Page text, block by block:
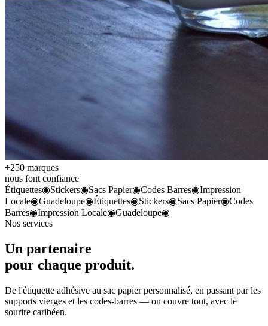
+250 marques
nous font confiance
Étiquettes◉Stickers◉Sacs Papier◉Codes Barres◉Impression
Locale◉Guadeloupe◉Étiquettes◉Stickers◉Sacs Papier◉Codes
Barres◉Impression Locale◉Guadeloupe◉
Nos services
Un partenaire
pour chaque produit.
De l'étiquette adhésive au sac papier personnalisé, en passant par les
supports vierges et les codes-barres — on couvre tout, avec le
sourire caribéen.